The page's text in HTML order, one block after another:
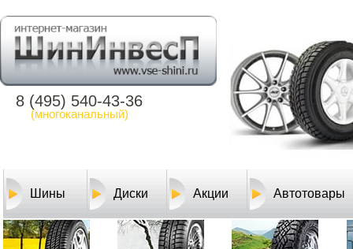
8 (495) 540-43-36
(многоканальный)
Шины Диски Акции Автотовары